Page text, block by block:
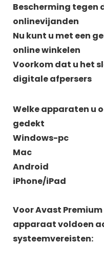
Bescherming tegen
onlinevijanden
Nu kunt u met een
online winkelen
Voorkom dat u het
digitale afpersers
Welke apparaten u
gedekt
Windows-pc
Mac
Android
iPhone/iPad
Voor Avast
apparaat voldoen
systeemvereisten: